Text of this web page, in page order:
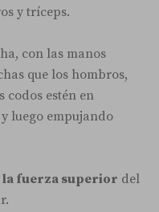
y tríceps.
con las manos
que los hombros,
codos estén en
luego empujando
fuerza superior del